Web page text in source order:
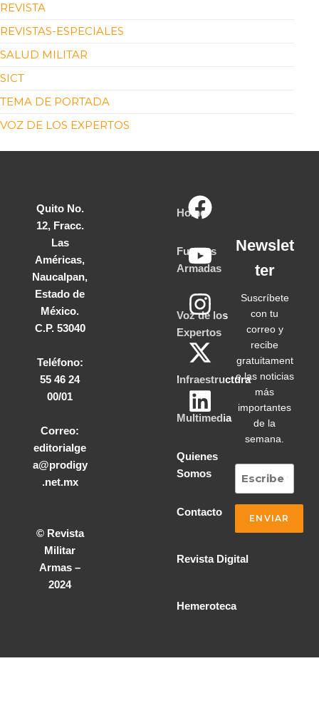
REVISTA
REVISTAS-ESPECIALES
SALUD MILITAR
SICT
TEMA DE PORTADA
VOZ DE LOS EXPERTOS
Quito No.
12, Fracc.
Las
Américas,
Naucalpan,
Estado de
México.
C.P. 53040
Teléfono:
55 46 24
00/01
Correo:
editorialge
a@prodigy
.net.mx
© Revista
Militar
Armas –
2024
Home
Fuerzas
Armadas
Voz de los
Expertos
Infraestructura
Multimedia
Quienes
Somos
Contacto
Revista Digital
Hemeroteca
Newslet
ter
Suscríbete
con tu
correo y
recibe
gratuitament
e las noticias
más
importantes
de la
semana.